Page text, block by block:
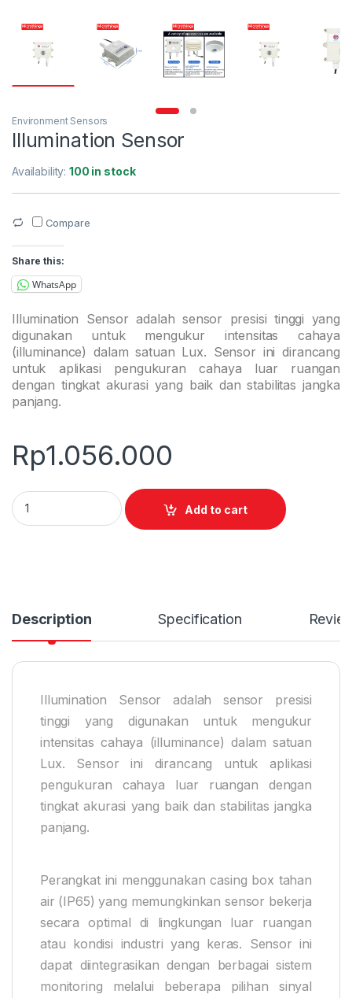
Environment Sensors
Illumination Sensor
Availability:100 in stock
Compare
Share this:
WhatsApp
Illumination Sensor adalah sensor presisi tinggi yang
digunakan untuk mengukur intensitas cahaya
(illuminance) dalam satuan Lux. Sensor ini dirancang
untuk aplikasi pengukuran cahaya luar ruangan
dengan tingkat akurasi yang baik dan stabilitas jangka
panjang.
Rp1.056.000
Illumination Sensor quantity
Add to cart
Description Specification
Illumination Sensor adalah sensor presisi
tinggi yang digunakan untuk mengukur
intensitas cahaya (illuminance) dalam satuan
Lux. Sensor ini dirancang untuk aplikasi
pengukuran cahaya luar ruangan dengan
tingkat akurasi yang baik dan stabilitas jangka
panjang.
Perangkat ini menggunakan casing box tahan
air (IP65) yang memungkinkan sensor bekerja
secara optimal di lingkungan luar ruangan
atau kondisi industri yang keras. Sensor ini
dapat diintegrasikan dengan berbagai sistem
monitoring melalui beberapa pilihan sinyal